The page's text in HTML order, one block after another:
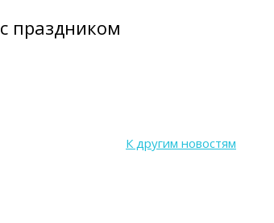
с праздником
К другим новостям